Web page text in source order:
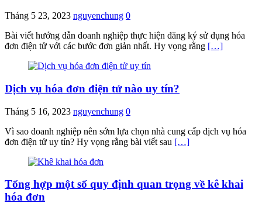
Tháng 5 23, 2023 nguyenchung 0
Bài viết hướng dẫn doanh nghiệp thực hiện đăng ký sử dụng hóa
đơn điện tử với các bước đơn giản nhất. Hy vọng rằng […]
Dịch vụ hóa đơn điện tử nào uy tín?
Tháng 5 16, 2023 nguyenchung 0
Vì sao doanh nghiệp nên sớm lựa chọn nhà cung cấp dịch vụ hóa
đơn điện tử uy tín? Hy vọng rằng bài viết sau […]
Tổng hợp một số quy định quan trọng về kê khai
hóa đơn